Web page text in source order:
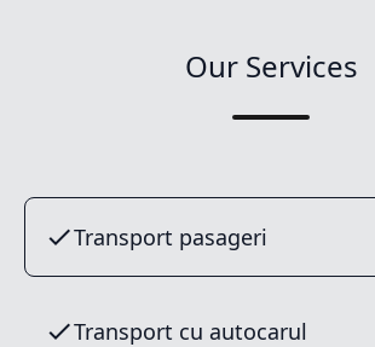
Our Services
Transport pasageri
Transport cu autocarul